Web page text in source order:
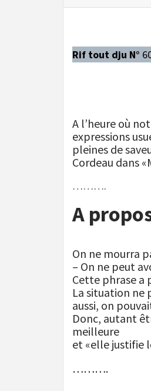
Rif tout dju N°
A l’heure où
expressions
pleines de
Cordeau dans
……….
A
On ne mourra
– On ne peut
Cette phrase a
La situation ne
aussi, on
Donc, autant
meilleure
et «elle justifie
……….